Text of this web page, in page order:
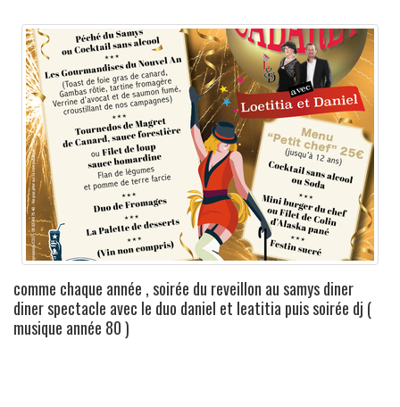
comme chaque année , soirée du reveillon au samys diner
diner spectacle avec le duo daniel et leatitia puis soirée dj (
musique année 80 )